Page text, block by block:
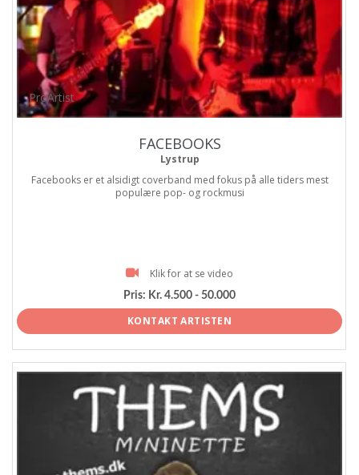
ProArtist
FACEBOOKS
Lystrup
Facebooks er et alsidigt coverband med fokus på alle tiders mest
populære pop- og rockmusi
Klik for at se video
Pris: Kr. 4.500 - 50.000
KONTAKT ARTISTEN